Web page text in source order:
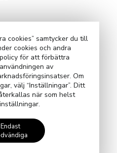
cookies” samtycker du till
cookies och andra
för att förbättra
av
Om
välj “Inställningar”. Ditt
när som helst
Endast